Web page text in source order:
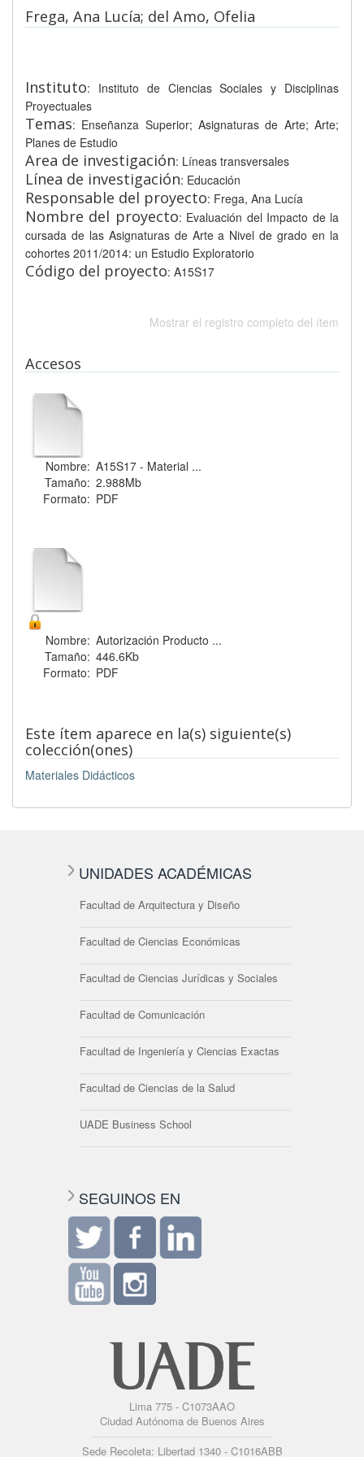
Frega, Ana Lucía; del Amo, Ofelia
Instituto: Instituto de Ciencias Sociales y Disciplinas
Proyectuales
Temas: Enseñanza Superior; Asignaturas de Arte; Arte;
Planes de Estudio
Area de investigación: Líneas transversales
Línea de investigación: Educación
Responsable del proyecto: Frega, Ana Lucía
Nombre del proyecto: Evaluación del Impacto de la
cursada de las Asignaturas de Arte a Nivel de grado en la
cohortes 2011/2014: un Estudio Exploratorio
Código del proyecto: A15S17
Mostrar el registro completo del ítem
Accesos
Nombre: A15S17 - Material ...
Tamaño: 2.988Mb
Formato: PDF
Nombre: Autorización Producto ...
Tamaño: 446.6Kb
Formato: PDF
Este ítem aparece en la(s) siguiente(s)
colección(ones)
Materiales Didácticos
UNIDADES ACADÉMICAS
Facultad de Arquitectura y Diseño
Facultad de Ciencias Económicas
Facultad de Ciencias Jurídicas y Sociales
Facultad de Comunicación
Facultad de Ingeniería y Ciencias Exactas
Facultad de Ciencias de la Salud
UADE Business School
SEGUINOS EN
Lima 775 - C1073AAO
Ciudad Autónoma de Buenos Aires
Sede Recoleta: Libertad 1340 - C1016ABB